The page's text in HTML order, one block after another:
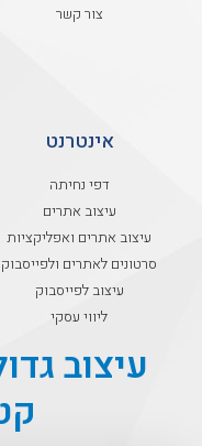
צור קשר
אינטרנט
דפי נחיתה
עיצוב אתרים
עיצוב אתרים ואפליקציות
סרטונים לאתרים ולפייסבוק
עיצוב לפייסבוק
ליווי עסקי
עיצוב